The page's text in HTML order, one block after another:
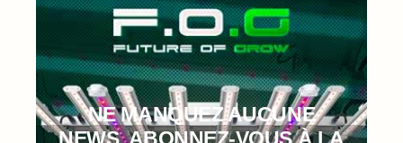
NE MANQUEZ AUCUNE